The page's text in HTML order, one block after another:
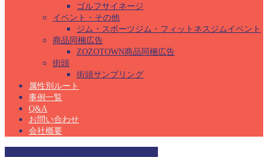
ゴルフサイネージ
イベント・その他
ジム・スポーツジム・フィットネスジムイベント
商品同梱広告
ZOZOTOWN商品同梱広告
街頭
街頭サンプリング
属性別ルート
事例一覧
Q&A
お問い合わせ
会社概要